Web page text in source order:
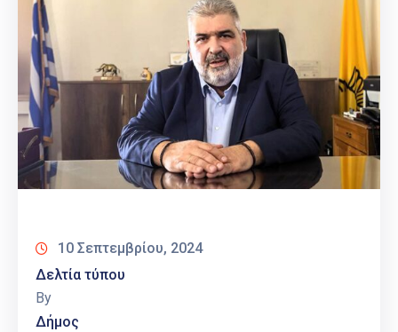
Υπηρεσίες
Του
Δήμου
Προσκλήσεις
Αποφάσεις
Τηλέφωνα
10 Σεπτεμβρίου, 2024
Δελτία τύπου
By
Δήμος